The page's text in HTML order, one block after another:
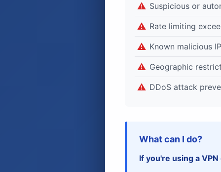
Suspicious or
Rate limiting
Known malicious
Geographic
DDoS attack
What can I do?
If you're using a